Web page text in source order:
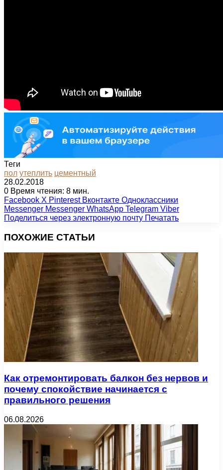
Теги
пол утеплить цементный
28.02.2018
0 Время чтения: 8 мин.
Facebook X Pinterest Вконтакте Одноклассники
Messenger Messenger WhatsApp Telegram Viber
Поделиться через электронную почту Печатать
ПОХОЖИЕ СТАТЬИ
Как отремонтировать балкон без нервов и
почему спокойствие начинается с
правильного решения
06.08.2026